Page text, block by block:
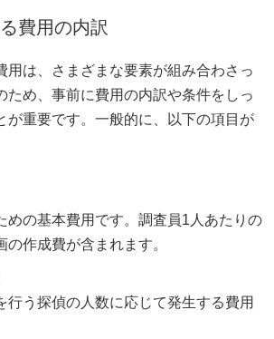
費用の内訳
用は、さまざまな要素が組み合わさっ
ため、事前に費用の内訳や条件をしっ
が重要です。一般的に、以下の項目が
めの基本費用です。調査員1人あたりの
作成費が含まれます。
行う探偵の人数に応じて発生する費用